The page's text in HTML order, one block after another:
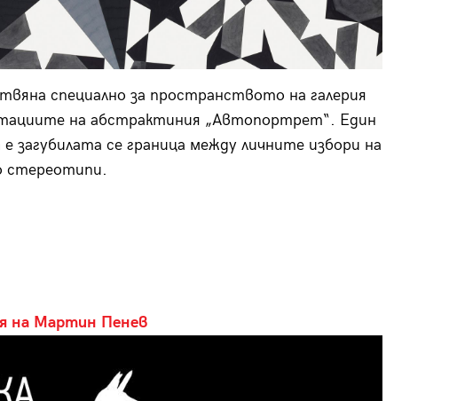
специално за пространството на галерия
на абстрактиния „Автопортрет“. Един
загубилата се граница между личните избори на
стереотипи.
на Мартин Пенев